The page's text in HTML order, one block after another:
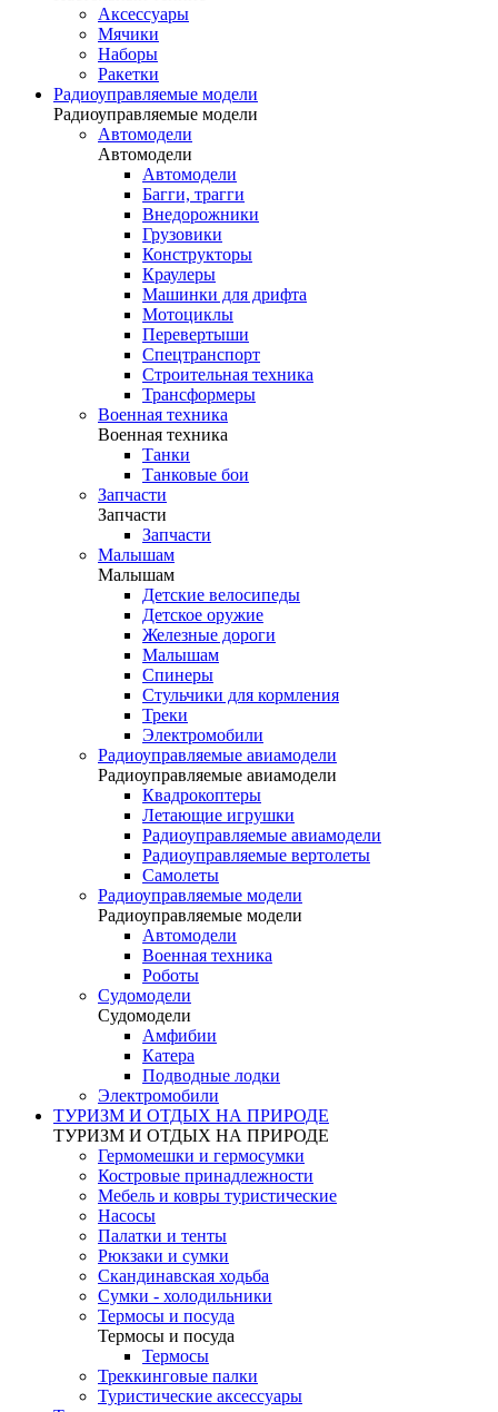
Аксессуары
Мячики
Наборы
Ракетки
Радиоуправляемые модели
Радиоуправляемые модели
Автомодели
Автомодели
Автомодели
Багги, трагги
Внедорожники
Грузовики
Конструкторы
Краулеры
Машинки для дрифта
Мотоциклы
Перевертыши
Спецтранспорт
Строительная техника
Трансформеры
Военная техника
Военная техника
Танки
Танковые бои
Запчасти
Запчасти
Запчасти
Малышам
Малышам
Детские велосипеды
Детское оружие
Железные дороги
Малышам
Спинеры
Стульчики для кормления
Треки
Электромобили
Радиоуправляемые авиамодели
Радиоуправляемые авиамодели
Квадрокоптеры
Летающие игрушки
Радиоуправляемые авиамодели
Радиоуправляемые вертолеты
Самолеты
Радиоуправляемые модели
Радиоуправляемые модели
Автомодели
Военная техника
Роботы
Судомодели
Судомодели
Амфибии
Катера
Подводные лодки
Электромобили
ТУРИЗМ И ОТДЫХ НА ПРИРОДЕ
ТУРИЗМ И ОТДЫХ НА ПРИРОДЕ
Гермомешки и гермосумки
Костровые принадлежности
Мебель и ковры туристические
Насосы
Палатки и тенты
Рюкзаки и сумки
Скандинавская ходьба
Сумки - холодильники
Термосы и посуда
Термосы и посуда
Термосы
Треккинговые палки
Туристические аксессуары